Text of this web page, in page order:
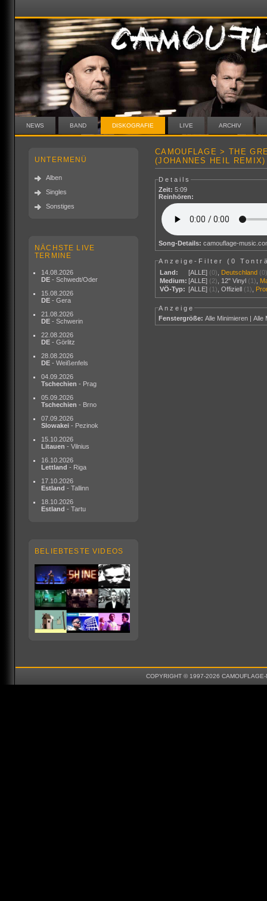
NEWS BAND DISKOGRAFIE LIVE ARCHIV
UNTERMENÜ
Alben
Singles
Sonstiges
NÄCHSTE LIVE
TERMINE
14.08.2026
DE - Schwedt/Oder
15.08.2026
DE - Gera
21.08.2026
DE - Schwerin
22.08.2026
DE - Görlitz
28.08.2026
DE - Weißenfels
04.09.2026
Tschechien - Prag
05.09.2026
Tschechien - Brno
07.09.2026
Slowakei - Pezinok
15.10.2026
Litauen - Vilnius
16.10.2026
Lettland - Riga
17.10.2026
Estland - Tallinn
18.10.2026
Estland - Tartu
BELIEBTESTE VIDEOS
CAMOUFLAGE > THE
(JOHANNES HEIL REMIX)
Details
Zeit: 5:09
Reinhören:
Song-Details: camouflage-
Anzeige-Filter (0
Land:
[ALLE] (0) Deutschland
Medium: [ALLE] (2) 12" Vinyl (1)
VÖ-Typ: [ALLE] (1) ,Offiziell (1)
Anzeige
Fenstergröße: Alle Minimieren |Alle
COPYRIGHT © 1997-2026 CAMOUFLAGE-